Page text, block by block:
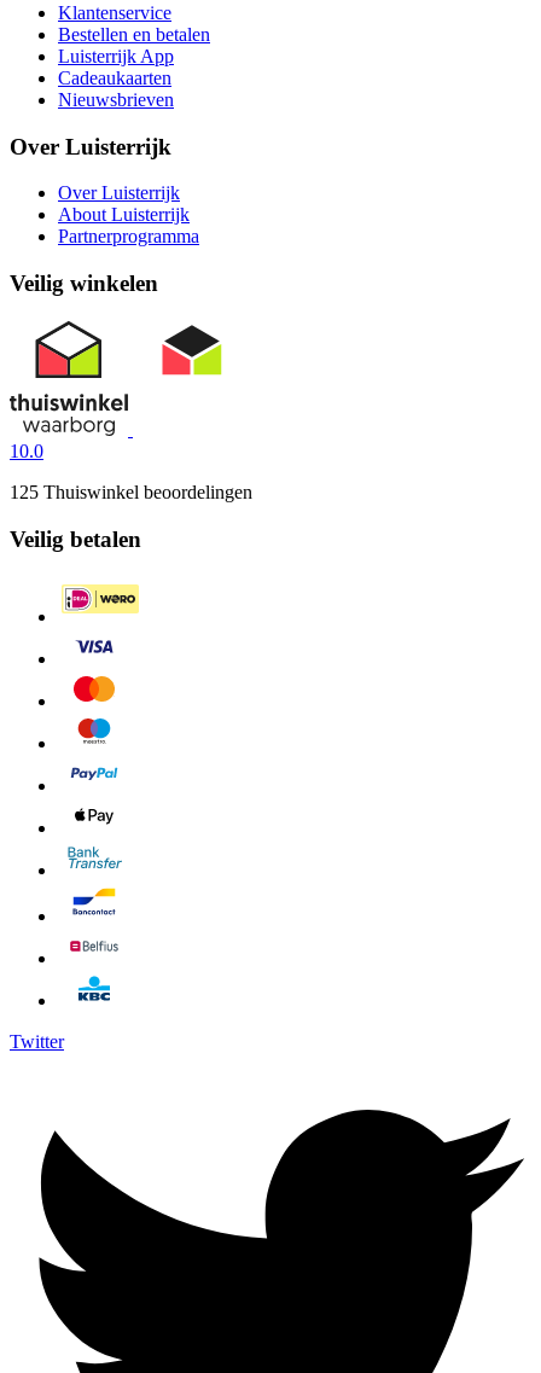
Klantenservice
Bestellen en betalen
Luisterrijk App
Cadeaukaarten
Nieuwsbrieven
Over Luisterrijk
Over Luisterrijk
About Luisterrijk
Partnerprogramma
Veilig winkelen
10.0
125 Thuiswinkel beoordelingen
Veilig betalen
Twitter